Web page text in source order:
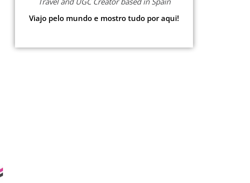
Viajo pelo mundo e mostro tudo por aqui!